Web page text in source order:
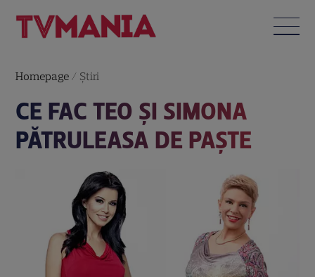
Homepage / Știri
CE FAC TEO ŞI SIMONA
PĂTRULEASA DE PAŞTE